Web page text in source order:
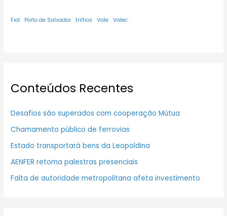
Fiol Porto de Salvador trilhos Vale Valec
Conteúdos Recentes
Desafios são superados com cooperação Mútua
Chamamento público de ferrovias
Estado transportará bens da Leopoldina
AENFER retoma palestras presenciais
Falta de autoridade metropolitana afeta investimento